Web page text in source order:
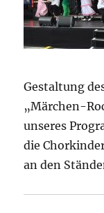
Gestaltung
„Märchen-
unseres
die
an den